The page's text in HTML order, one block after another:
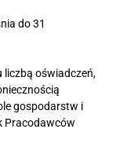
do 31
liczbą oświadczeń,
gospodarstw i
Pracodawców